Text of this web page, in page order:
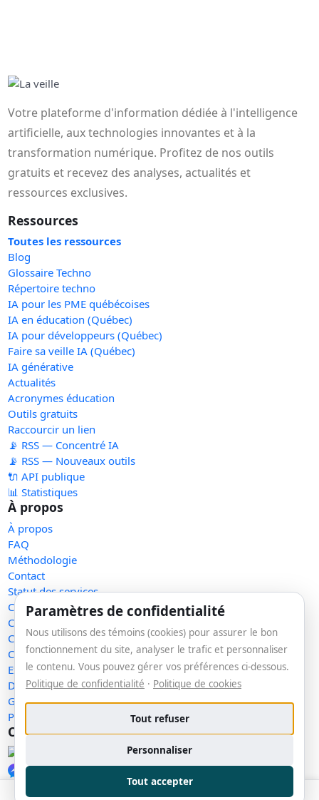
Votre plateforme d'information dédiée à l'intelligence
artificielle, aux technologies innovantes et à la
transformation numérique. Profitez de nos outils
gratuits et recevez des analyses, actualités et
ressources exclusives.
Ressources
Toutes les ressources
Blog
Glossaire Techno
Répertoire techno
IA pour les PME québécoises
IA en éducation (Québec)
IA pour développeurs (Québec)
Faire sa veille IA (Québec)
IA générative
Actualités
Acronymes éducation
Outils gratuits
Raccourcir un lien
📡 RSS — Concentré IA
📡 RSS — Nouveaux outils
🔌 API publique
📊 Statistiques
À propos
À propos
FAQ
Méthodologie
Contact
Statut des services
Confidentialité
Conditions d'utilisation
Conditions de vente
Cookies
Exercer mes droits
Demande de retrait
Gérer les témoins
Plan du site
Communauté
Messenger
Paramètres de confidentialité
Nous utilisons des témoins (cookies) pour assurer le bon
fonctionnement du site, analyser le trafic et personnaliser
le contenu. Vous pouvez gérer vos préférences ci-dessous.
Politique de confidentialité · Politique de cookies
Tout refuser
Personnaliser
Tout accepter